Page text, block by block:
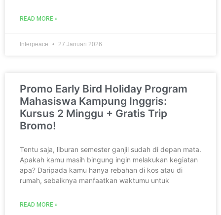
READ MORE »
Interpeace 27 Januari 2026
Promo Early Bird Holiday Program
Mahasiswa Kampung Inggris:
Kursus 2 Minggu + Gratis Trip
Bromo!
Tentu saja, liburan semester ganjil sudah di depan mata.
Apakah kamu masih bingung ingin melakukan kegiatan
apa? Daripada kamu hanya rebahan di kos atau di
rumah, sebaiknya manfaatkan waktumu untuk
READ MORE »